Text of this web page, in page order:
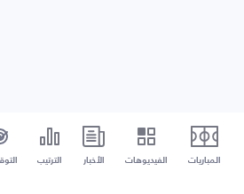
المباريات الفيديوهات الأخبار الترتيب